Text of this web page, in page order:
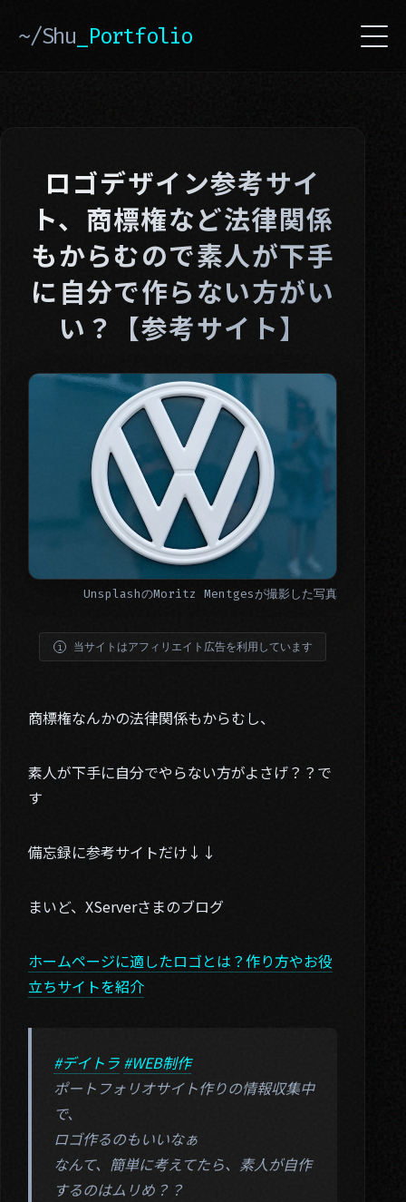
~/Shu _Portfolio
ロゴデザイン参考サイ
ト、商標権など法律関係
もからむので素人が下手
に自分で作らない方がい
い？【参考サイト】
UnsplashのMoritz Mentgesが撮影した写真
当サイトはアフィリエイト広告を利用しています
商標権なんかの法律関係もからむし、
素人が下手に自分でやらない方がよさげ？？で
す
備忘録に参考サイトだけ↓↓
まいど、XServerさまのブログ
ホームページに適したロゴとは？作り方やお役
立ちサイトを紹介
#デイトラ #WEB制作
ポートフォリオサイト作りの情報収集中
で、
ロゴ作るのもいいなぁ
なんて、簡単に考えてたら、素人が自作
するのはムリめ？？